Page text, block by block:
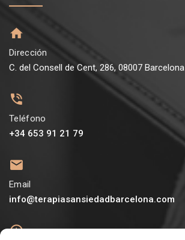
Dirección
C. del Consell de Cent, 286, 08007 Barcelona
Teléfono
+34 653 91 21 79
Email
info@terapiasansiedadbarcelona.com